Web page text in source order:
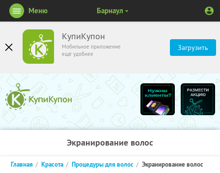
КупиКупон
Мобильное приложение
ещё удобнее
Загрузить
Меню Барнаул
Экранирование волос
Главная Красота Процедуры для волос Экранирование волос